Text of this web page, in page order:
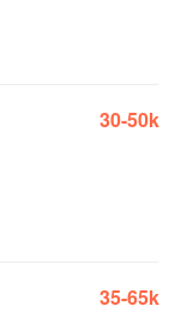
30-50k
35-65k